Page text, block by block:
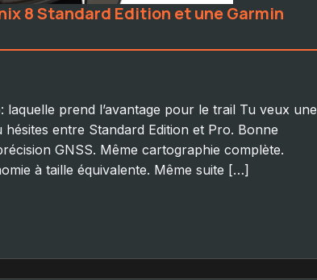
8 Standard Edition et une Garmin
prend l’avantage pour le trail Tu veux une
entre Standard Edition et Pro. Bonne
GNSS. Même cartographie complète.
à taille équivalente. Même suite […]